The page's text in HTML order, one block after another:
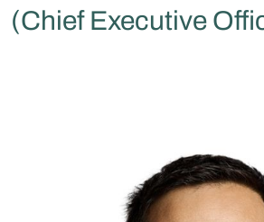
(Chief Executive